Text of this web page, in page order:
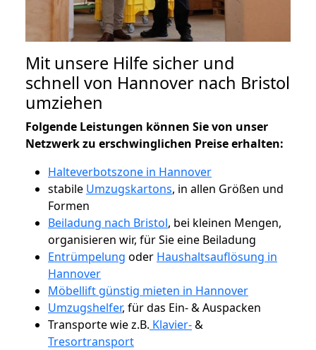
Mit unsere Hilfe sicher und
schnell von Hannover nach Bristol
umziehen
Folgende Leistungen können Sie von unser
Netzwerk zu erschwinglichen Preise erhalten:
Halteverbotszone in Hannover
stabile Umzugskartons, in allen Größen und
Formen
Beiladung nach Bristol, bei kleinen Mengen,
organisieren wir, für Sie eine Beiladung
Entrümpelung oder Haushaltsauflösung in
Hannover
Möbellift günstig mieten in Hannover
Umzugshelfer, für das Ein- & Auspacken
Transporte wie z.B. Klavier-&
Tresortransport